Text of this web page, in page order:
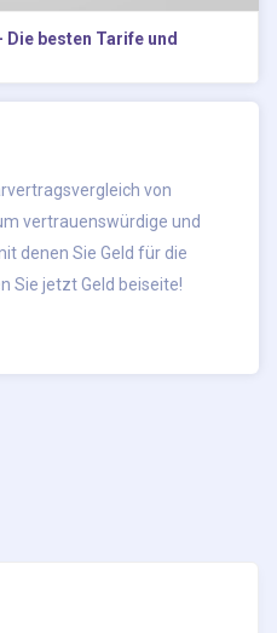
besten Tarife und
von
vertrauenswürdige und
denen Sie Geld für die
Sie jetzt Geld beiseite!